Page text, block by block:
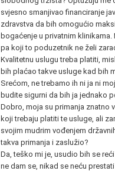
svjesno smanjivao financiranje
zdravstva da bih omogućio
bogaćenje u privatnim klinikama.
pa koji to poduzetnik ne želi
Kvalitetnu uslugu treba platiti,
bih plaćao takve usluge kad bih
Srećom, ne trebamo ih ni ja ni
budite sigurni da bih ja jednako
Dobro, moja su primanja znatno
koji trebaju platiti te usluge, ali
svojim mudrim vođenjem
takva primanja i zaslužio?
Da, teško mi je, usudio bih se
ne dam se, nikad se neću